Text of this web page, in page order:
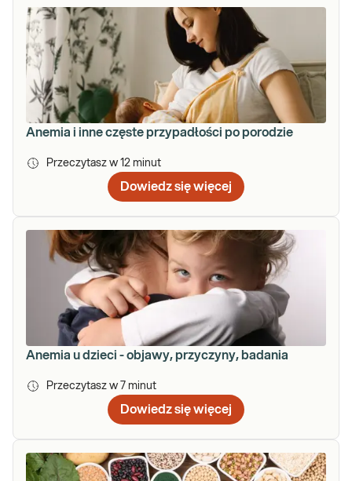
Anemia i inne częste przypadłości po porodzie
Przeczytasz w 12 minut
Dowiedz się więcej
Anemia u dzieci - objawy, przyczyny, badania
Przeczytasz w 7 minut
Dowiedz się więcej